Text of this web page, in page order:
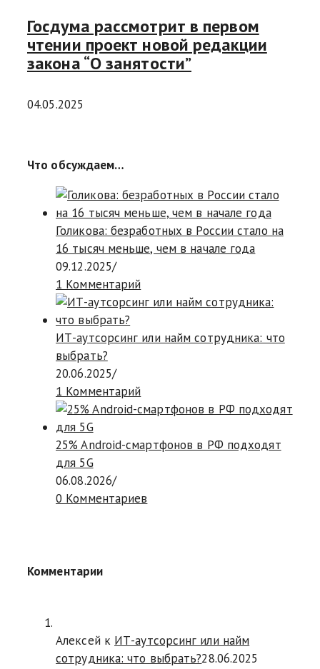
Госдума рассмотрит в первом
чтении проект новой редакции
закона “О занятости”
04.05.2025
Что обсуждаем…
Голикова: безработных в России стало на
16 тысяч меньше, чем в начале года
09.12.2025/
1 Комментарий
ИТ-аутсорсинг или найм сотрудника: что
выбрать?
20.06.2025/
1 Комментарий
25% Android-смартфонов в РФ подходят
для 5G
06.08.2026/
0 Комментариев
Комментарии
Алексей к ИТ-аутсорсинг или найм
сотрудника: что выбрать?28.06.2025